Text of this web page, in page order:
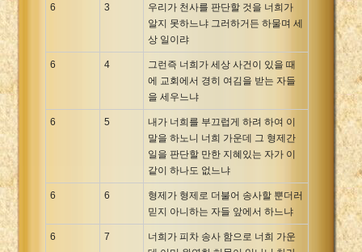
6 3
우리가 천사를 판단할 것을 너희가
알지 못하느냐 그러하거든 하물며 세
상 일이랴
6 4
그런즉 너희가 세상 사건이 있을 때
에 교회에서 경히 여김을 받는 자들
을 세우느냐
6 5
내가 너희를 부끄럽게 하려 하여 이
말을 하노니 너희 가운데 그 형제간
일을 판단할 만한 지혜있는 자가 이
같이 하나도 없느냐
6 6
형제가 형제로 더불어 송사할 뿐더러
믿지 아니하는 자들 앞에서 하느냐
6 7
너희가 피차 송사 함으로 너희 가운